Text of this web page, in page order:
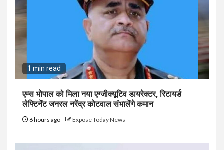
1 min read
एम्स भोपाल को मिला नया एग्जीक्यूटिव डायरेक्टर, रिटायर्ड
लेफ्टिनेंट जनरल नरेंद्र कोटवाल संभालेंगे कमान
6 hours ago Expose Today News